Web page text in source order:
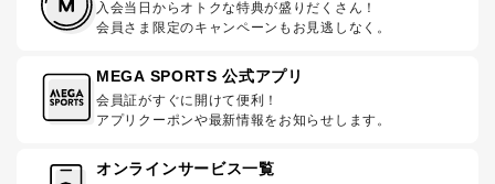
入会当日からオトクな特典が盛りだくさん！
会員さま限定のキャンペーンもお見逃しなく。
MEGA SPORTS 公式アプリ
会員証がすぐに開けて便利！
アプリクーポンや最新情報をお知らせします。
オンラインサービス一覧